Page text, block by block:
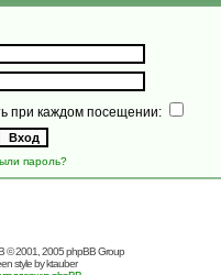
при каждом посещении:
пароль?
© 2001, 2005 phpBB Group
style byktauber